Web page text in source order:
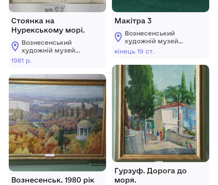
Стоянка на
Нурекському морі.
Вознесенський
художній музей
Є.А.Кібріка
1981 р.
Вознесенськ. 1980 рік
Макітра 3
Вознесенський
художній музей
Є.А.Кібріка
кінець 19 ст.
Гурзуф. Дорога до
моря.